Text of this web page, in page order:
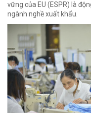
vững của EU (ESPR) là
ngành nghề xuất khẩu.